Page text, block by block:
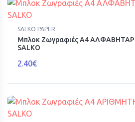
SALKO PAPER
Μπλοκ Ζωγραφιές Α4
SALKO
2.40€